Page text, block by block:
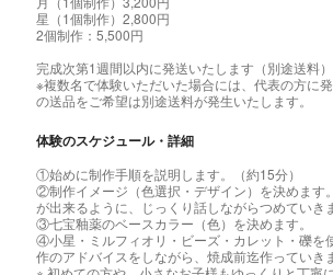
星（1個制作）2,800円
2個制作：5,500円
完成次第1週間以内に発送いたします（別途送料）
※複数名で体験いただいた場合には、代表の方に
の送品をご希望は別途送料が発生いたします。
体験のスケジュール・詳細
①始めに制作手順を説明します。（約15分）
②制作イメージ（色選択・デザイン）を決めます
が出来るように、じっくり話しながらつめていき
③七宝釉薬のベースカラー（色）を決めます。
④小星・ミルフィオリ・ビーズ・カレット・礫を
作のアドバイスをしながら、焼成前迄作っていき